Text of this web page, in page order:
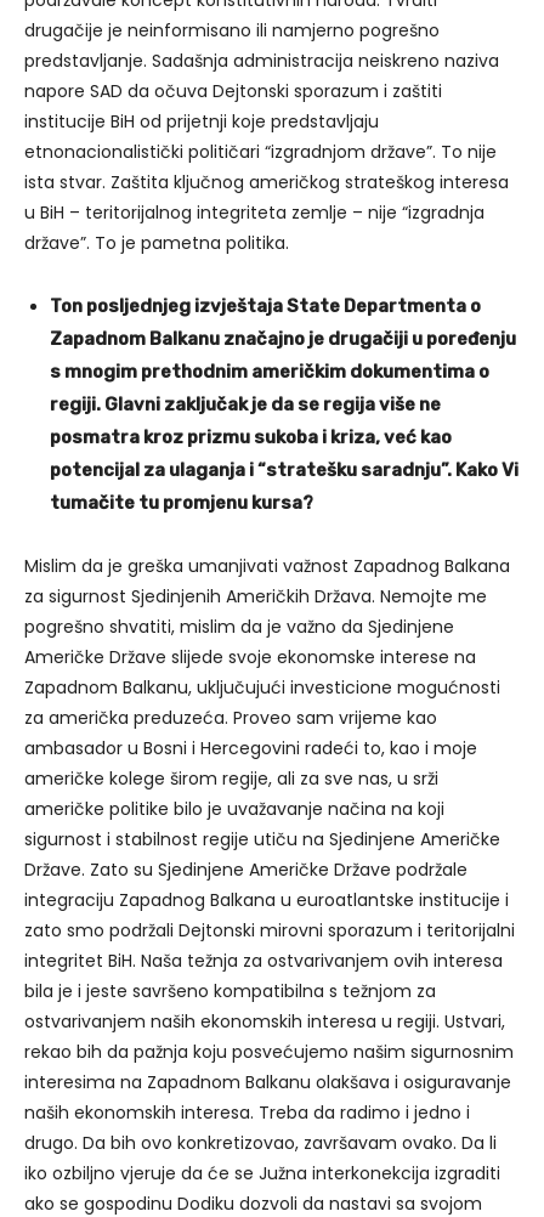
drugačije je neinformisano ili namjerno pogrešno
predstavljanje. Sadašnja administracija neiskreno naziva
napore SAD da očuva Dejtonski sporazum i zaštiti
institucije BiH od prijetnji koje predstavljaju
etnonacionalistički političari “izgradnjom države”. To nije
ista stvar. Zaštita ključnog američkog strateškog interesa
u BiH – teritorijalnog integriteta zemlje – nije “izgradnja
države”. To je pametna politika.
Ton posljednjeg izvještaja State Departmenta o
Zapadnom Balkanu značajno je drugačiji u poređenju
s mnogim prethodnim američkim dokumentima o
regiji. Glavni zaključak je da se regija više ne
posmatra kroz prizmu sukoba i kriza, već kao
potencijal za ulaganja i “stratešku saradnju”. Kako Vi
tumačite tu promjenu kursa?
Mislim da je greška umanjivati važnost Zapadnog Balkana
za sigurnost Sjedinjenih Američkih Država. Nemojte me
pogrešno shvatiti, mislim da je važno da Sjedinjene
Američke Države slijede svoje ekonomske interese na
Zapadnom Balkanu, uključujući investicione mogućnosti
za američka preduzeća. Proveo sam vrijeme kao
ambasador u Bosni i Hercegovini radeći to, kao i moje
američke kolege širom regije, ali za sve nas, u srži
američke politike bilo je uvažavanje načina na koji
sigurnost i stabilnost regije utiču na Sjedinjene Američke
Države. Zato su Sjedinjene Američke Države podržale
integraciju Zapadnog Balkana u euroatlantske institucije i
zato smo podržali Dejtonski mirovni sporazum i teritorijalni
integritet BiH. Naša težnja za ostvarivanjem ovih interesa
bila je i jeste savršeno kompatibilna s težnjom za
ostvarivanjem naših ekonomskih interesa u regiji. Ustvari,
rekao bih da pažnja koju posvećujemo našim sigurnosnim
interesima na Zapadnom Balkanu olakšava i osiguravanje
naših ekonomskih interesa. Treba da radimo i jedno i
drugo. Da bih ovo konkretizovao, završavam ovako. Da li
iko ozbiljno vjeruje da će se Južna interkonekcija izgraditi
ako se gospodinu Dodiku dozvoli da nastavi sa svojom